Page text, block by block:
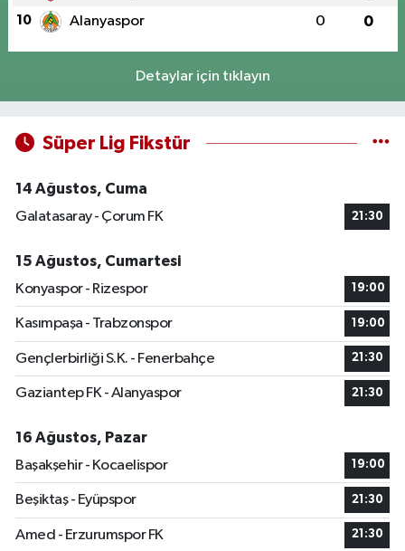
10 Alanyaspor 0 0
Detaylar için tıklayın
Süper Lig Fikstür
14 Ağustos, Cuma
Galatasaray - Çorum FK
21:30
15 Ağustos, Cumartesi
Konyaspor - Rizespor
19:00
Kasımpaşa - Trabzonspor 19:00
Gençlerbirliği S.K. - Fenerbahçe 21:30
Gaziantep FK - Alanyaspor 21:30
16 Ağustos, Pazar
Başakşehir - Kocaelispor
19:00
Beşiktaş - Eyüpspor 21:30
Amed - Erzurumspor FK 21:30